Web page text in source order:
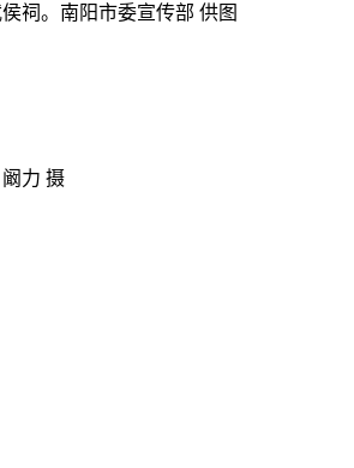
祠。南阳市委宣传部 供图
力 摄